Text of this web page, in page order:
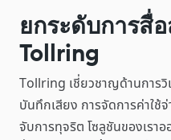
ยกระดับการสื่
Tollring
Tollring เชี่ยวชาญด้านการวิ
บันทึกเสียง การจัดการค่าใช้
จับการทุจริต โซลูชันของเรา